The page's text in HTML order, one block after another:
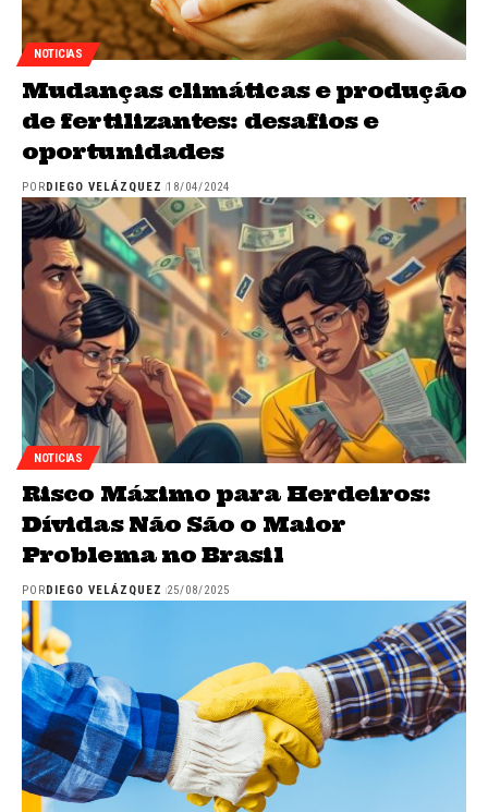
NOTICIAS
Mudanças climáticas e produção
de fertilizantes: desafios e
oportunidades
PORDIEGO VELÁZQUEZ 18/04/2024
NOTICIAS
Risco Máximo para Herdeiros:
Dívidas Não São o Maior
Problema no Brasil
POR DIEGO VELÁZQUEZ 25/08/2025